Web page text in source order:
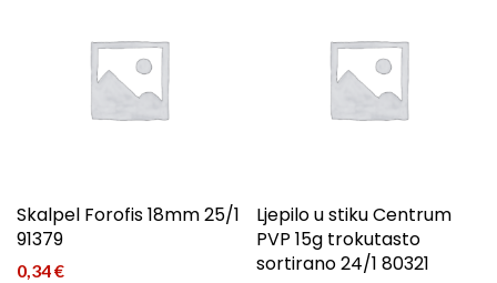
Skalpel Forofis 18mm 25/1
91379
0,34€
Ljepilo u stiku Centrum
PVP 15g trokutasto
sortirano 24/1 80321